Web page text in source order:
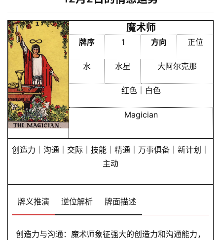
魔术师
牌序 1 方向 正位
水 水星 大阿尔克那
红色｜白色
Magician
创造力｜沟通｜交际｜技能｜精通｜万事俱备｜新计划｜
主动
牌义推演 逆位解析 牌面描述
创造力与沟通：魔术师象征强大的创造力和沟通能力，